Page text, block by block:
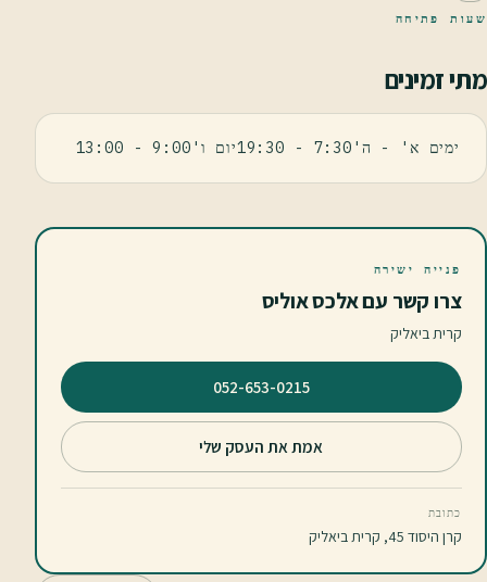
שעות פתיחה
מתי זמינים
ימים א' - ה'7:30 - 19:30יום ו'9:00 - 13:00
פנייה ישירה
צרו קשר עם אלכס אוליס
קרית ביאליק
⁦052-653-0215⁩
אמת את העסק שלי
כתובת
קרן היסוד 45, קרית ביאליק